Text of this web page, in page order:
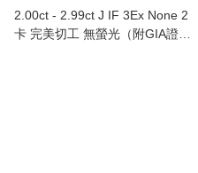
2.00ct - 2.99ct J IF 3Ex None 2
卡 完美切工 無螢光（附GIA證